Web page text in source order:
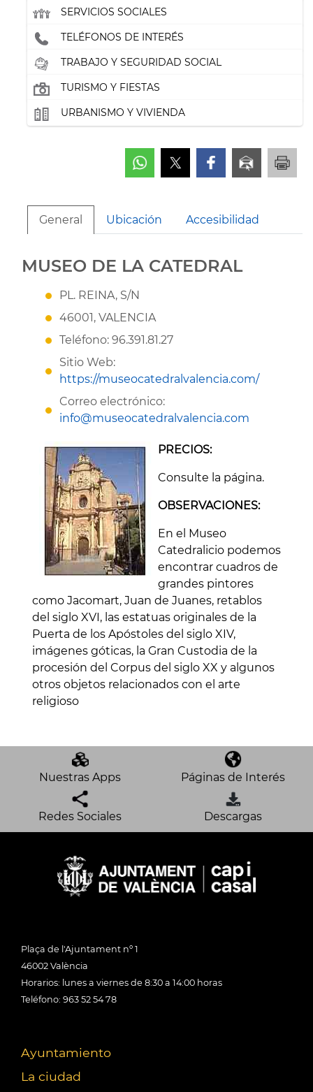
SERVICIOS SOCIALES
TELÉFONOS DE INTERÉS
TRABAJO Y SEGURIDAD SOCIAL
TURISMO Y FIESTAS
URBANISMO Y VIVIENDA
General Ubicación Accesibilidad
MUSEO DE LA CATEDRAL
PL. REINA, S/N
46001, VALENCIA
Teléfono: 96.391.81.27
Sitio Web:
https://museocatedralvalencia.com/
Correo electrónico:
info@museocatedralvalencia.com
PRECIOS:
Consulte la página.
OBSERVACIONES:
En el Museo
Catedralicio podemos
encontrar cuadros de
grandes pintores
como Jacomart, Juan de Juanes, retablos
del siglo XVI, las estatuas originales de la
Puerta de los Apóstoles del siglo XIV,
imágenes góticas, la Gran Custodia de la
procesión del Corpus del siglo XX y algunos
otros objetos relacionados con el arte
religioso
Nuestras Apps Páginas de Interés
Redes Sociales Descargas
Plaça de l'Ajuntament nº 1
46002 València
Horarios: lunes a viernes de 8:30 a 14:00 horas
Teléfono: 963 52 54 78
Ayuntamiento
La ciudad